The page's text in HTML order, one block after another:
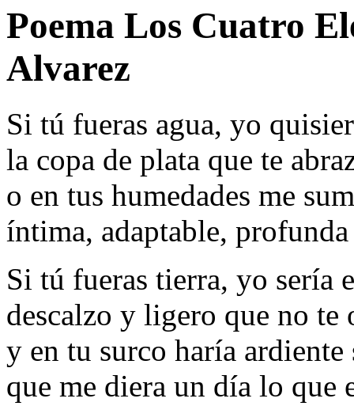
Poema Los Cuatro
Alvarez
Si tú fueras agua, yo
la copa de plata que te
o en tus humedades me
íntima, adaptable,
Si tú fueras tierra, yo sería
descalzo y ligero que no te
y en tu surco haría ardiente
que me diera un día lo que